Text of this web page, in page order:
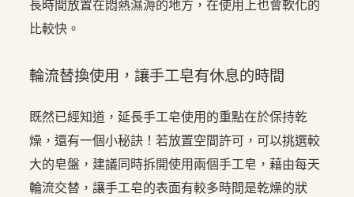
長時間放置在悶熱濕溽的地方，在使用上也會軟化的
比較快。
輪流替換使用，讓手工皂有休息的時間
既然已經知道，延長手工皂使用的重點在於保持乾
燥，還有一個小秘訣！若放置空間許可，可以挑選較
大的皂盤，建議同時拆開使用兩個手工皂，藉由每天
輪流交替，讓手工皂的表面有較多時間是乾燥的狀